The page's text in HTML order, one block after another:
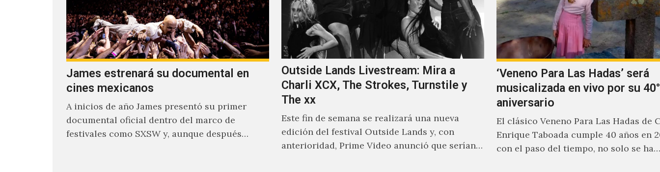
James estrenará su documental en
cines mexicanos
A inicios de año James presentó su primer
documental oficial dentro del marco de
festivales como SXSW y, aunque después
Outside Lands Livestream: Mira a
Charli XCX, The Strokes, Turnstile y
The xx
Este fin de semana se realizará una nueva
edición del festival Outside Lands y, con
anterioridad, Prime Video anunció que serían
‘Veneno Para Las Hadas’ será
musicalizada en vivo por su 40°
aniversario
El clásico Veneno Para Las Hadas de
Enrique Taboada cumple 40 años en
con el paso del tiempo, no solo se ha…